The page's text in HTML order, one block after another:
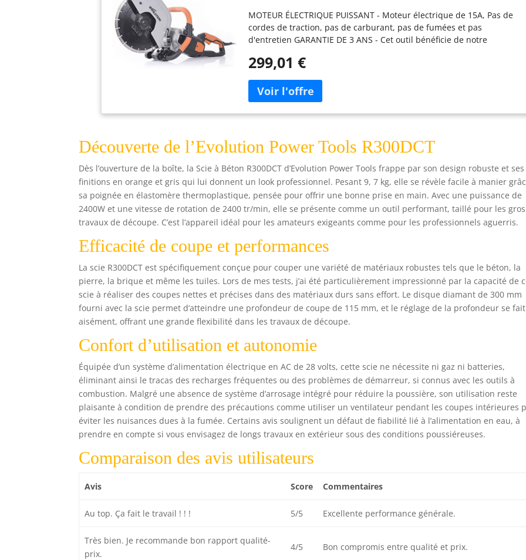
Diamant 300mm - R300DCT
MOTEUR ÉLECTRIQUE PUISSANT - Moteur électrique de 15A, Pas de
cordes de traction, pas de carburant, pas de fumées et pas
d'entretien GARANTIE DE 3 ANS - Cet outil bénéficie de notre
fabricant LAME INCLUSE - Lame diamantée incluse, conçue pour
béton et le béton armé PLATEAU DE CHARIOT ROULANT - Il élimine
les contraintes liées aux coupes de faible hauteur, protège l'outil et
soulève la lame du sol PROFONDEUR DE COUPE - Profondeur de
mieux couvrir la lame et vous protéger des débris FREIN DE LAME
ELECTRIQUE - Arrête la lame en quelques secondes, réduisant ainsi
le risque d'accident.
299,01 €
Découverte de l’Evolution Power Tools R300DCT
Dès l’ouverture de la boîte, la Scie à Béton R300DCT d’Evolution Power Tools frappe par son design robuste et ses
finitions en orange et gris qui lui donnent un look professionnel. Pesant 9, 7 kg, elle se révèle facile à manier
sa poignée en élastomère thermoplastique, pensée pour offrir une bonne prise en main. Avec une puissance de
2400W et une vitesse de rotation de 2400 tr/min, elle se présente comme un outil performant, taillé pour les gros
travaux de découpe. C’est l’appareil idéal pour les amateurs exigeants comme pour les professionnels aguerris.
Efficacité de coupe et performances
La scie R300DCT est spécifiquement conçue pour couper une variété de matériaux robustes tels que le béton, la
pierre, la brique et même les tuiles. Lors de mes tests, j’ai été particulièrement impressionné par la capacité de
scie à réaliser des coupes nettes et précises dans des matériaux durs sans effort. Le disque diamant de 300 mm
fourni avec la scie permet d’atteindre une profondeur de coupe de 115 mm, et le réglage de la profondeur se fait
aisément, offrant une grande flexibilité dans les travaux de découpe.
Confort d’utilisation et autonomie
Équipée d’un système d’alimentation électrique en AC de 28 volts, cette scie ne nécessite ni gaz ni batteries,
éliminant ainsi le tracas des recharges fréquentes ou des problèmes de démarreur, si connus avec les outils à
combustion. Malgré une absence de système d’arrosage intégré pour réduire la poussière, son utilisation reste
plaisante à condition de prendre des précautions comme utiliser un ventilateur pendant les coupes intérieures
éviter les nuisances dues à la fumée. Certains avis soulignent un défaut de fiabilité lié à l’alimentation en eau, à
prendre en compte si vous envisagez de longs travaux en extérieur sous des conditions poussiéreuses.
Comparaison des avis utilisateurs
Avis Score Commentaires
Au top. Ça fait le travail ! ! ! 5/5 Excellente performance générale.
Très bien. Je recommande bon rapport qualité-
prix.
4/5 Bon compromis entre qualité et prix.